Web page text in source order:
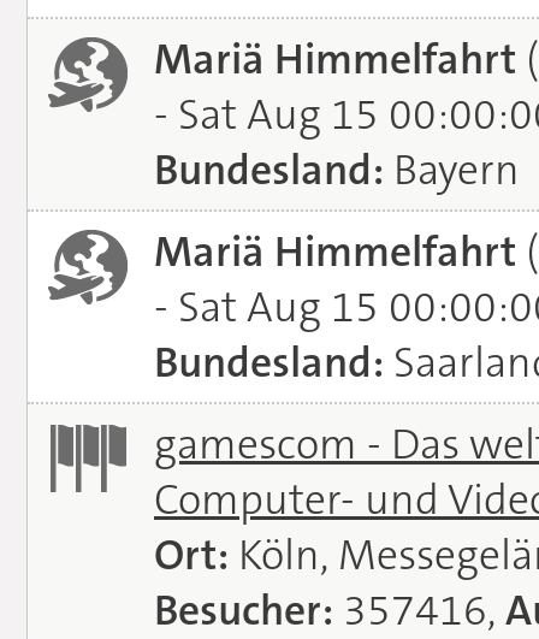
Mariä Himmelfahrt
- Sat Aug 15
Bundesland: Bayern
Mariä Himmelfahrt
- Sat Aug 15
Bundesland:
gamescom - Das
Computer- und
Ort: Köln,
Besucher: 357416,